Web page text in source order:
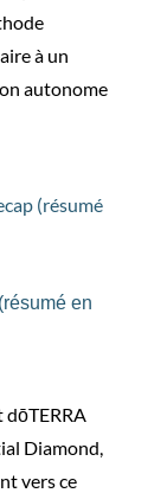
à un
autonome
en
dōTERRA
Diamond,
vers ce